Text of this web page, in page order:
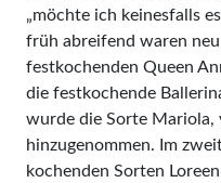
„möchte ich keinesfalls
früh abreifend waren
festkochenden Queen
die festkochende
wurde die Sorte Mariola,
hinzugenommen. Im
kochenden Sorten